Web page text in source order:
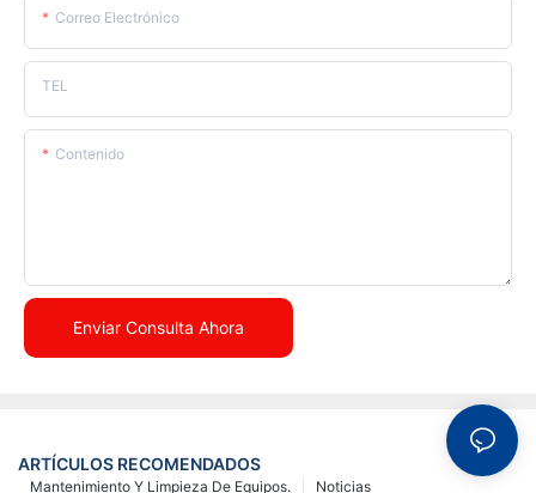
Correo Electrónico
TEL
Contenido
Enviar Consulta Ahora
ARTÍCULOS RECOMENDADOS
Noticias
Mantenimiento Y Limpieza De Equipos.